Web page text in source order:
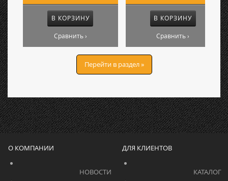
В КОРЗИНУ
Сравнить ›
В КОРЗИНУ
Сравнить ›
Перейти в раздел »
О КОМПАНИИ ДЛЯ КЛИЕНТОВ